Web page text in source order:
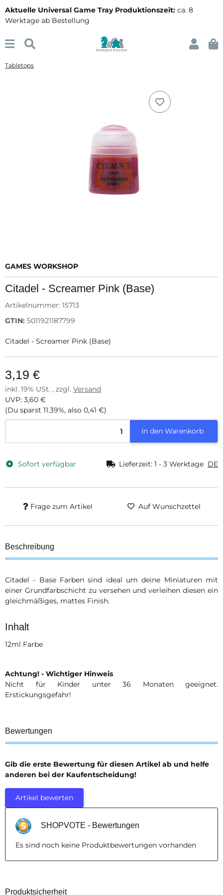
Aktuelle Universal Game Tray Produktionszeit: ca. 8
Werktage ab Bestellung
Tabletops
GAMES WORKSHOP
Citadel - Screamer Pink (Base)
Artikelnummer: 15713
GTIN: 5011921187799
Citadel - Screamer Pink (Base)
3,19 €
inkl. 19% USt. , zzgl. Versand
UVP: 3,60 €
(Du sparst 11.39%, also 0,41 €)
In den Warenkorb
Sofort verfügbar Lieferzeit: 1 - 3 Werktage DE
Frage zum Artikel Auf Wunschzettel
Beschreibung
Citadel - Base Farben sind ideal um deine Miniaturen mit
einer Grundfarbschicht zu versehen und verleihen diesen ein
gleichmäßiges, mattes Finish.
Inhalt
12ml Farbe
Achtung! - Wichtiger Hinweis
Nicht für Kinder unter 36 Monaten geeignet.
Erstickungsgefahr!
Bewertungen
Gib die erste Bewertung für diesen Artikel ab und helfe
anderen bei der Kaufentscheidung!
Artikel bewerten
SHOPVOTE - Bewertungen
Es sind noch keine Produktbewertungen vorhanden
Produktsicherheit